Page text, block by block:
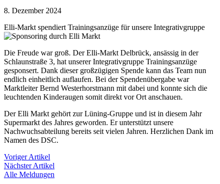
8. Dezember 2024
Elli-Markt spendiert Trainingsanzüge für unsere Integrativgruppe
Die Freude war groß. Der Elli-Markt Delbrück, ansässig in der
Schlaunstraße 3, hat unserer Integrativgruppe Trainingsanzüge
gesponsert. Dank dieser großzügigen Spende kann das Team nun
endlich einheitlich auflaufen. Bei der Spendenübergabe war
Marktleiter Bernd Westerhorstmann mit dabei und konnte sich die
leuchtenden Kinderaugen somit direkt vor Ort anschauen.
Der Elli Markt gehört zur Lüning-Gruppe und ist in diesem Jahr
Supermarkt des Jahres geworden. Er unterstützt unsere
Nachwuchsabteilung bereits seit vielen Jahren. Herzlichen Dank im
Namen des DSC.
Voriger Artikel
Nächster Artikel
Alle Meldungen